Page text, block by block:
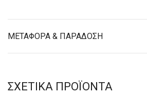
ΜΕΤΑΦΟΡΑ & ΠΑΡΑΔΟΣΗ
ΣΧΕΤΙΚΑ ΠΡΟΪΟΝΤΑ